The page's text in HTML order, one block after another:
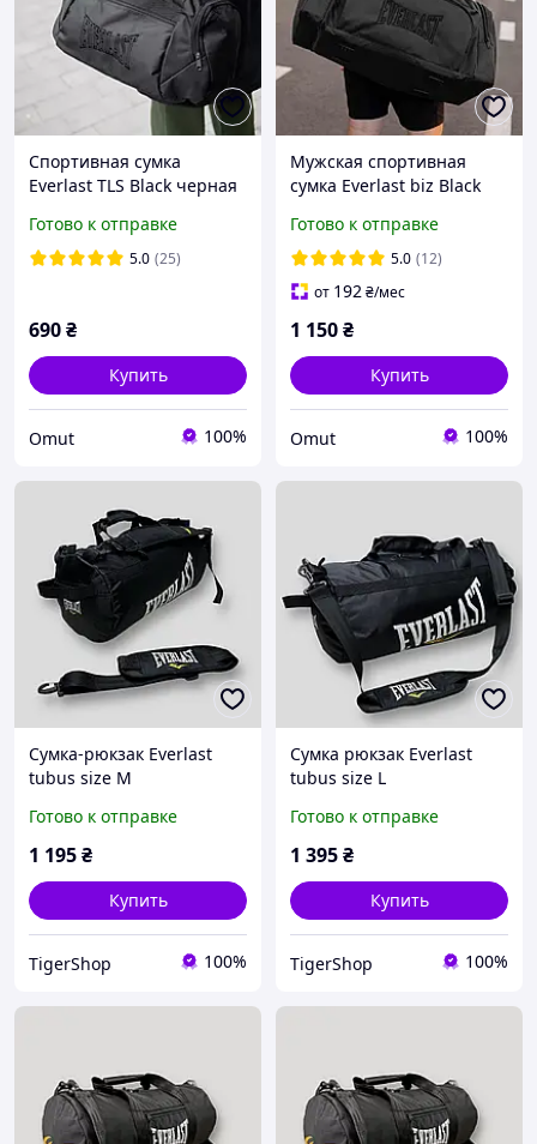
Спортивная сумка
Everlast TLS Black черная
на 36 литров городская
дорожная
Готово к отправке
5.0 (25)
690₴
Купить
Omut 100%
Мужская спортивная
сумка Everlast biz Black
тренировок и экипировки
на 60 литров
Готово к отправке
5.0 (12)
от 192₴/мес
1 150₴
Купить
Omut 100%
Сумка-рюкзак Everlast
tubus size M
Готово к отправке
1 195₴
Купить
TigerShop 100%
Сумка рюкзак Everlast
tubus size L
Готово к отправке
1 395₴
Купить
TigerShop 100%